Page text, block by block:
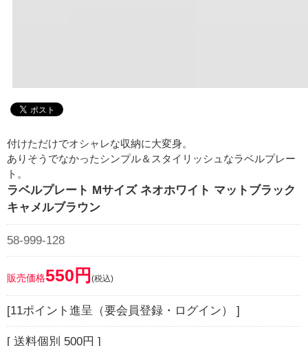
付けただけでオシャレな収納に大変身。
ありそうでなかったシンプル＆スタイリッシュなラベルプレー
ト。
ラベルプレート Mサイズ ネオホワイト マットブラック
キャメルブラウン
58-999-128
販売価格550円 (税込)
[11ポイント進呈（要会員登録・ログイン） ]
[ 送料個別 500円 ]